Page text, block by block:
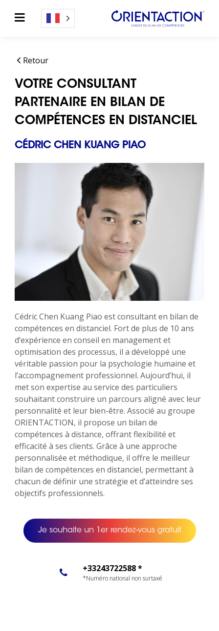
Retour
VOTRE CONSULTANT
PARTENAIRE EN BILAN DE
COMPÉTENCES EN DISTANCIEL
CÉDRIC CHEN KUANG PIAO
Cédric Chen Kuang Piao est consultant en bilan de
compétences en distanciel. Fort de plus de 10 ans
d’expérience en conseil en management et
optimisation des processus, il a développé une
véritable passion pour la psychologie humaine et
l’accompagnement professionnel. Aujourd’hui, il
met son expertise au service des particuliers
souhaitant construire un parcours aligné avec leur
personnalité et leur bien-être. Associé au groupe
ORIENTACTION, il propose un bilan de
compétences à distance, offrant flexibilité et
efficacité à ses clients. Grâce à une approche
personnalisée et méthodique, il offre le meilleur
bilan de compétences en distanciel, permettant à
chacun de définir une stratégie et d’atteindre ses
objectifs professionnels.
Je souhaite un 1er rendez-vous gratuit
+33243722588 *
*Numéro national non surtaxé